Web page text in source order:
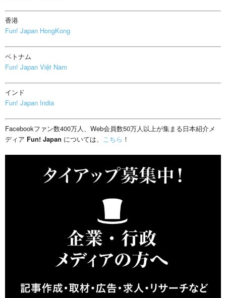
香港
Fun! Japan HongKong
ベトナム
Fun! Japan Việt Nam
インド
Fun! Japan India
Facebookファン数400万人、Web会員数50万人以上が集まる日本紹介メ
ディア Fun! Japan については、 こちら ！